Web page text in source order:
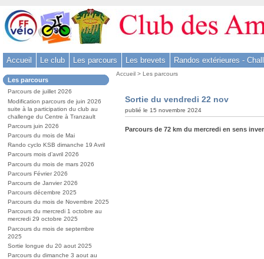
Aller
au
contenu
Aller
menu
-
Aller
à
la
recherche
Accueil Le club Les parcours Les brevets Randos extérieures -
Dans
la
rubrique
:
Les parcours
Parcours de juillet 2026
Modification parcours de juin 2026
suite à la participation du club au
challenge du Centre à Tranzault
Parcours juin 2026
Parcours du mois de Mai
Rando cyclo KSB dimanche 19 Avril
Parcours mois d’avril 2026
Parcours du mois de mars 2026
Parcours Février 2026
Parcours de Janvier 2026
Parcours décembre 2025
Parcours du mois de Novembre 2025
Parcours du mercredi 1 octobre au
mercredi 29 octobre 2025
Parcours du mois de septembre
2025
Sortie longue du 20 aout 2025
Parcours du dimanche 3 aout au
Vous
Accueil >Les parcours
Sortie du vendredi 22 nov
publié le 15 novembre 2024
Parcours de 72 km du mercredi en sens